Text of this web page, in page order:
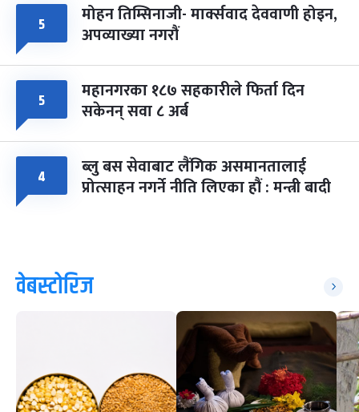
५ मोहन तिम्सिनाजी- मार्क्सवाद देववाणी होइन,
अपव्याख्या नगरौं
५ महानगरका १८७ सहकारीले फिर्ता दिन
सकेनन् सवा ८ अर्ब
४ ब्लु बस सेवाबाट लैंगिक असमानतालाई
प्रोत्साहन नगर्ने नीति लिएका हौं : मन्त्री बादी
वेबस्टोरिज